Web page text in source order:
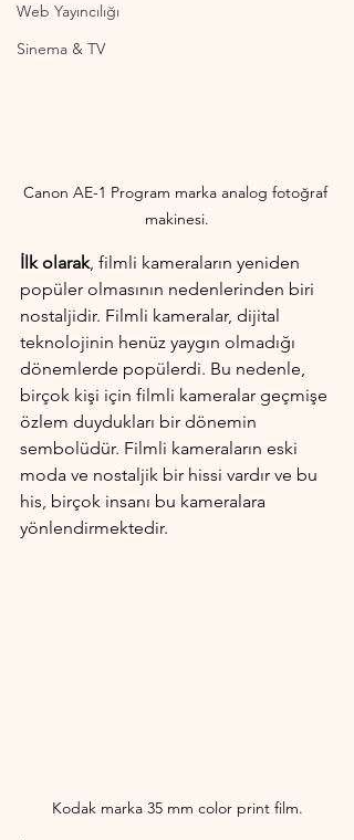
Web Yayıncılığı
Sinema & TV
Canon AE-1 Program marka analog fotoğraf
makinesi.
İlk olarak, filmli kameraların yeniden
popüler olmasının nedenlerinden biri
nostaljidir. Filmli kameralar, dijital
teknolojinin henüz yaygın olmadığı
dönemlerde popülerdi. Bu nedenle,
birçok kişi için filmli kameralar geçmişe
özlem duydukları bir dönemin
sembolüdür. Filmli kameraların eski
moda ve nostaljik bir hissi vardır ve bu
his, birçok insanı bu kameralara
yönlendirmektedir.
Kodak marka 35 mm color print film.